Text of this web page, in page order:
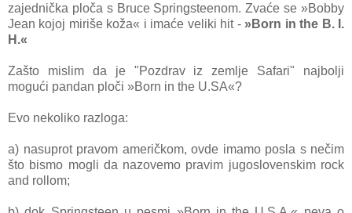
zajednička ploča s Bruce Springsteenom. Zvaće se »Bobby
Jean kojoj miriše koža« i imaće veliki hit -»Born in the B. I.
H.«
Zašto mislim da je "Pozdrav iz zemlje Safari" najbolji
mogući pandan ploči »Born in the U.SA«?
Evo nekoliko razloga:
a) nasuprot pravom američkom, ovde imamo posla s nečim
što bismo mogli da nazovemo pravim jugoslovenskim rock
and rollom;